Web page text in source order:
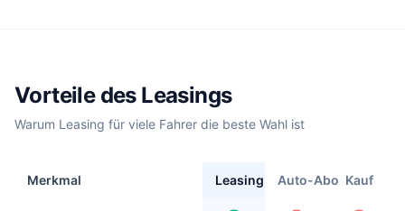
Vorteile des Leasings
Warum Leasing für viele Fahrer die beste Wahl ist
Merkmal Leasing Auto-Abo Kauf